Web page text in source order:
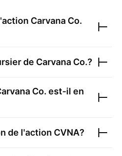
Carvana Co.
de Carvana Co.?
Co. est-il en
de l'action CVNA?